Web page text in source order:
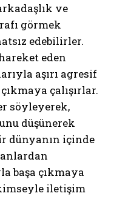
ve
görmek
edebilirler.
eden
aşırı agresif
çalışırlar.
söyleyerek,
düşünerek
dünyanın içinde
başa çıkmaya
iletişim